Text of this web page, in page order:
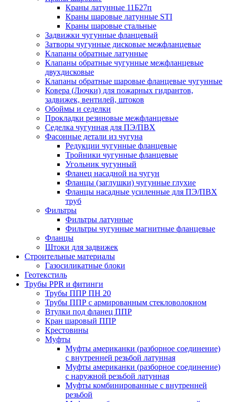
Краны латунные 11Б27п
Краны шаровые латунные STI
Краны шаровые стальные
Задвижки чугунные фланцевый
Затворы чугунные дисковые межфланцевые
Клапаны обратные латунные
Клапаны обратные чугунные межфланцевые
двухдисковые
Клапаны обратные шаровые фланцевые чугунные
Ковера (Лючки) для пожарных гидрантов,
задвижек, вентилей, штоков
Обоймы и седелки
Прокладки резиновые межфланцевые
Седелка чугунная для ПЭ/ПВХ
Фасонные детали из чугуна
Редукции чугунные фланцевые
Тройники чугунные фланцевые
Угольник чугунный
Фланец насадной на чугун
Фланцы (заглушки) чугунные глухие
Фланцы насадные усиленные для ПЭ/ПВХ
труб
Фильтры
Фильтры латунные
Фильтры чугунные магнитные фланцевые
Фланцы
Штоки для задвижек
Строительные материалы
Газосиликатные блоки
Геотекстиль
Трубы PPR и фитинги
Трубы ППР ПН 20
Трубы ППР с армированным стекловолокном
Втулки под фланец ППР
Кран шаровый ППР
Крестовины
Муфты
Муфты американки (разборное соединение)
с внутренней резьбой латунная
Муфты американки (разборное соединение)
с наружной резьбой латунная
Муфты комбинированные с внутренней
резьбой